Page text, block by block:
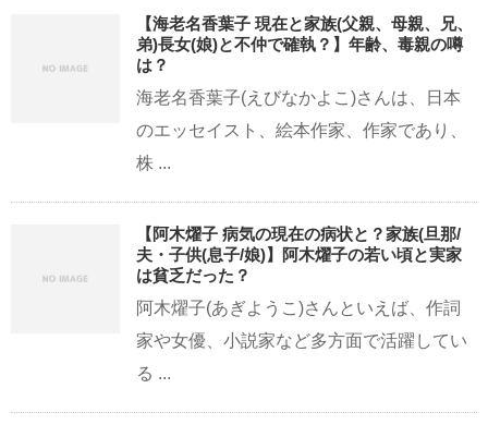
【海老名香葉子 現在と家族(父親、母親、兄、
弟)長女(娘)と不仲で確執？】年齢、毒親の噂
は？
海老名香葉子(えびなかよこ)さんは、日本
のエッセイスト、絵本作家、作家であり、
株 ...
【阿木燿子 病気の現在の病状と？家族(旦那/
夫・子供(息子/娘)】阿木燿子の若い頃と実家
は貧乏だった？
阿木燿子(あぎようこ)さんといえば、作詞
家や女優、小説家など多方面で活躍してい
る ...